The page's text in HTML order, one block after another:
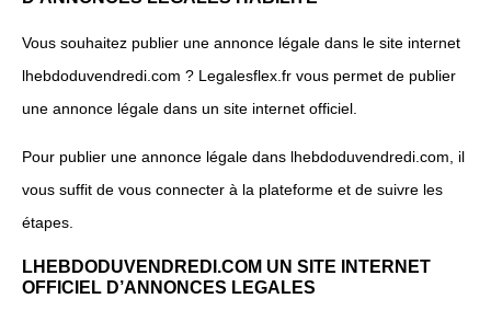
Vous souhaitez publier une annonce légale dans le site internet
lhebdoduvendredi.com ? Legalesflex.fr vous permet de publier
une annonce légale dans un site internet officiel.
Pour publier une annonce légale dans lhebdoduvendredi.com, il
vous suffit de vous connecter à la plateforme et de suivre les
étapes.
LHEBDODUVENDREDI.COM UN SITE INTERNET
OFFICIEL D’ANNONCES LEGALES